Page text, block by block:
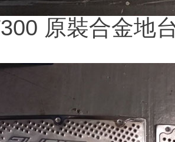
原裝合金地